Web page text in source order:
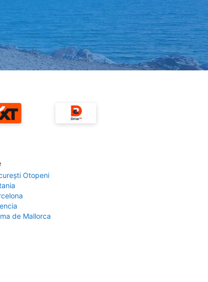
Otopeni
de Mallorca